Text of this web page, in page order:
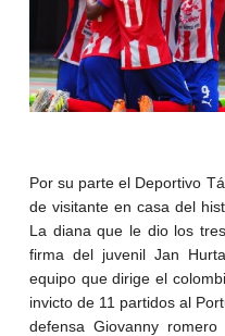
Por su parte el Deportivo
de visitante en casa del
La diana que le dio los
firma del juvenil Jan
equipo que dirige el
invicto de 11 partidos al
defensa Giovanny